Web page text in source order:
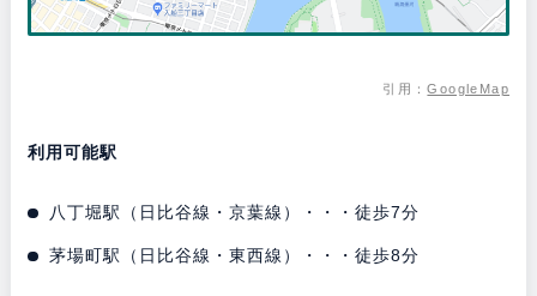
引用：GoogleMap
利用可能駅
八丁堀駅（日比谷線・京葉線）・・・徒歩7分
茅場町駅（日比谷線・東西線）・・・徒歩8分